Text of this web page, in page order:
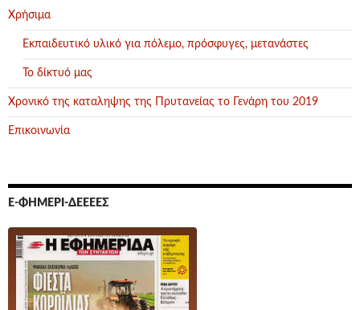
Χρήσιμα
Εκπαιδευτικό υλικό για πόλεμο, πρόσφυγες, μετανάστες
Το δίκτυό μας
Χρονικό της καταληψης της Πρυτανείας το Γενάρη του 2019
Επικοινωνία
Ε-ΦΗΜΕΡΊ-ΔΕΕΕΕΣ